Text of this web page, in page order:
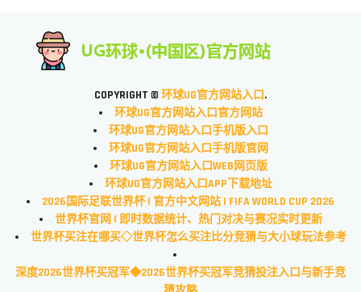
COPYRIGHT © 环球UG官方网站入口.
环球UG官方网站入口官方网站
环球UG官方网站入口手机版入口
环球UG官方网站入口手机版官网
环球UG官方网站入口WEB网页版
环球UG官方网站入口APP下载地址
2026国际足联世界杯 | 官方中文网站 | FIFA WORLD CUP 2026
世界杯官网 | 即时数据统计、热门对决与赛况实时更新
世界杯买注在哪买◇世界杯怎么买注比分竞猜与大小球玩法参考
深度2026世界杯买冠军◆2026世界杯买冠军竞猜投注入口与新手竞